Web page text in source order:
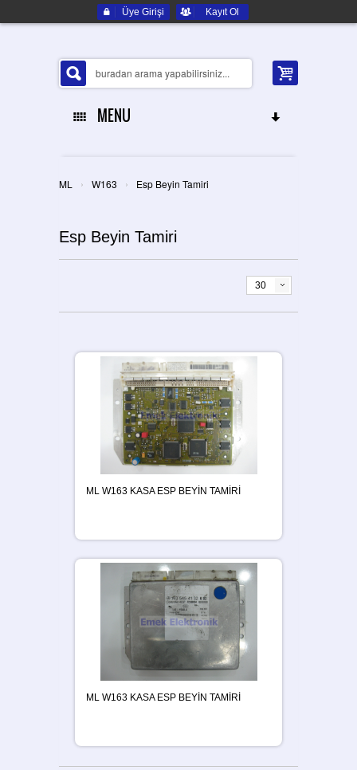
Üye Girişi Kayıt Ol
MENU
ELEKTRONIK YEDEK PARÇA
ML › W163 › Esp Beyin Tamiri
Esp Beyin Tamiri
30
ML W163 KASA ESP BEYİN TAMİRİ
ML W163 KASA ESP BEYİN TAMİRİ